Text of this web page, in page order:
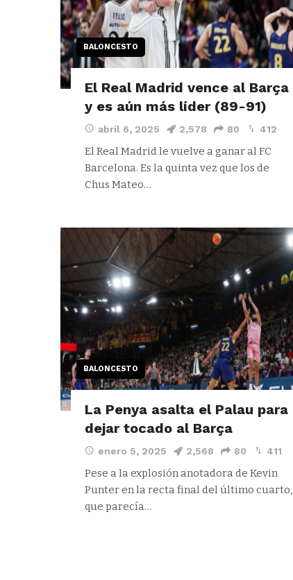
BALONCESTO
El Real Madrid vence al Barça
y es aún más líder (89-91)
abril 6, 2025 2,578 80 412
El Real Madrid le vuelve a ganar al FC
Barcelona. Es la quinta vez que los de
Chus Mateo…
BALONCESTO
La Penya asalta el Palau para
dejar tocado al Barça
enero 5, 2025 2,568 80 411
Pese a la explosión anotadora de Kevin
Punter en la recta final del último cuarto,
que parecía…